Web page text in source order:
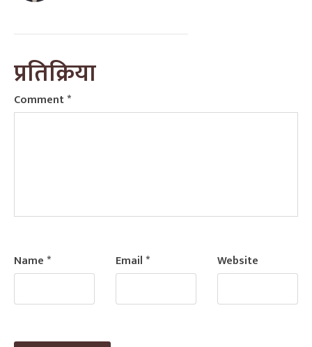
प्रतिक्रिया
Comment*
Name* Email* Website